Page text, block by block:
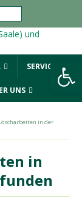
SERVICE
UNS
in der
in
Werkzeugleiste öffnen